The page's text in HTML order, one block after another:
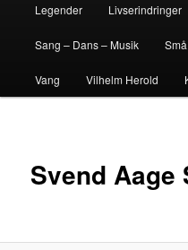
Legender Livserindringer
Sang – Dans – Musik
Vang Vilhelm Herold
Svend Aage